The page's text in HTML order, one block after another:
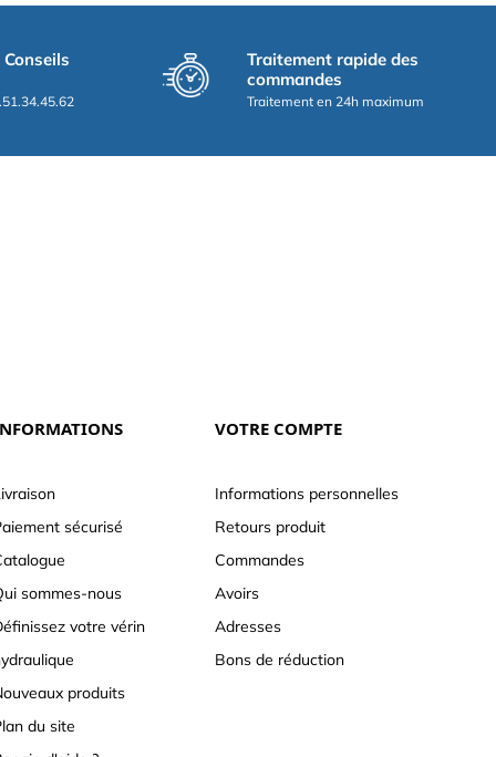
Traitement rapide des
commandes
Traitement en 24h maximum
sécurisé
sommes-nous
votre vérin
produits
du site
VOTRE COMPTE
Informations personnelles
Retours produit
Commandes
Avoirs
Adresses
Bons de réduction